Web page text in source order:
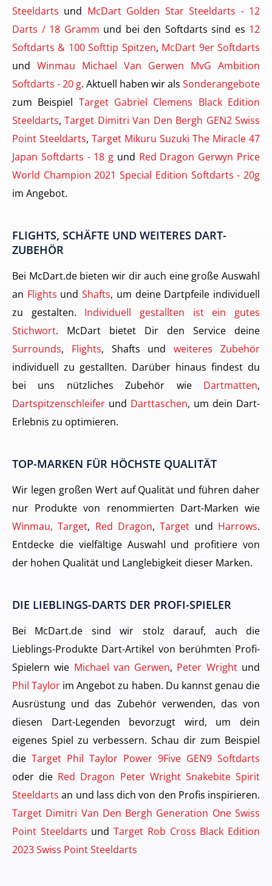
Steeldarts und McDart Golden Star Steeldarts - 12
Darts / 18 Gramm und bei den Softdarts sind es 12
Softdarts & 100 Softtip Spitzen, McDart 9er Softdarts
und Winmau Michael Van Gerwen MvG Ambition
Softdarts - 20 g. Aktuell haben wir als Sonderangebote
zum Beispiel Target Gabriel Clemens Black Edition
Steeldarts,Target Dimitri Van Den Bergh GEN2 Swiss
Point Steeldarts, Target Mikuru Suzuki The Miracle 47
Japan Softdarts - 18 g und Red Dragon Gerwyn Price
World Champion 2021 Special Edition Softdarts - 20g
im Angebot.
FLIGHTS, SCHÄFTE UND WEITERES DART-
ZUBEHÖR
Bei McDart.de bieten wir dir auch eine große Auswahl
an Flights undShafts, um deine Dartpfeile individuell
zu gestalten. Individuell gestallten ist ein gutes
Stichwort. McDart bietet Dir den Service deine
Surrounds, Flights, Shafts undweiteres Zubehör
individuell zu gestallten. Darüber hinaus findest du
bei uns nützliches Zubehör wie Dartmatten,
Dartspitzenschleifer und Darttaschen, um dein Dart-
Erlebnis zu optimieren.
TOP-MARKEN FÜR HÖCHSTE QUALITÄT
Wir legen großen Wert auf Qualität und führen daher
nur Produkte von renommierten Dart-Marken wie
Winmau, Target, Red Dragon,Target und Harrows.
Entdecke die vielfältige Auswahl und profitiere von
der hohen Qualität und Langlebigkeit dieser Marken.
DIE LIEBLINGS-DARTS DER PROFI-SPIELER
Bei McDart.de sind wir stolz darauf, auch die
Lieblings-Produkte Dart-Artikel von berühmten Profi-
Spielern wie Michael van Gerwen, Peter Wrightund
Phil Taylor im Angebot zu haben. Du kannst genau die
Ausrüstung und das Zubehör verwenden, das von
diesen Dart-Legenden bevorzugt wird, um dein
eigenes Spiel zu verbessern. Schau dir zum Beispiel
die Target Phil Taylor Power 9Five GEN9 Softdarts
oder die Red Dragon Peter Wright Snakebite Spirit
Steeldarts an und lass dich von den Profis inspirieren.
Target Dimitri Van Den Bergh Generation One Swiss
Point Steeldarts undTarget Rob Cross Black Edition
2023 Swiss Point Steeldarts